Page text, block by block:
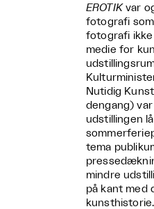
EROTIKvar
fotografi
fotografi
medie for
Nutidig
dengang)
udstillingen
tema
mindre
på kant med
kunsthistorie.